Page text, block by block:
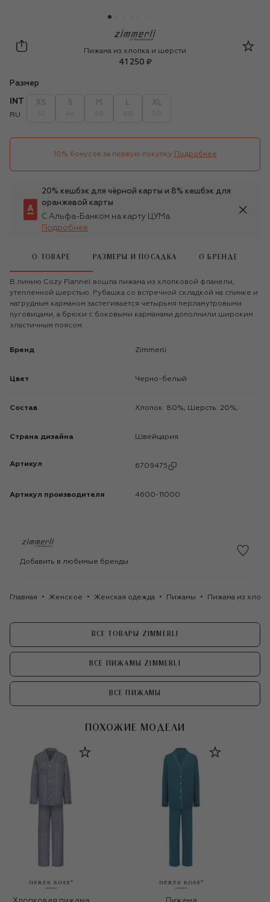
Zimmerli
Пижама из хлопка и шерсти
41 250 ₽
Размер
INT
RU
10% бонусов за первую покупку Подробнее
20% кешбэк для чёрной карты и 8% кешбэк для
оранжевой карты
С Альфа-Банком на карту ЦУМа
Подробнее
О ТОВАРЕ РАЗМЕРЫ И ПОСАДКА О БРЕНДЕ
В линию Cozy Flannel вошла пижама из хлопковой фланели,
утепленной шерстью. Рубашка со встречной складкой на спинке и
нагрудным карманом застегивается четырьмя перламутровыми
пуговицами, а брюки с боковыми карманами дополнили широким
эластичным поясом.
Бренд Zimmerli
Цвет Черно-белый
Состав Хлопок: 80%; Шерсть: 20%;
Страна дизайна Швейцария
Артикул 6709475
Артикул производителя 4600-11000
Добавить в любимые бренды
Главная Женское Женская одежда Пижамы Пижама из
ВСЕ ТОВАРЫ ZIMMERLI
ВСЕ ПИЖАМЫ ZIMMERLI
ВСЕ ПИЖАМЫ
ПОХОЖИЕ МОДЕЛИ